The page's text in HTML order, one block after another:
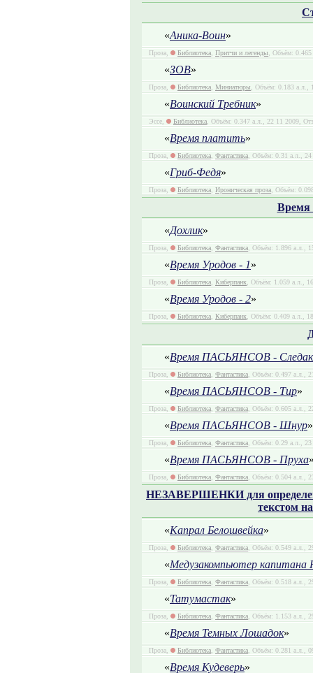
«Аника-Воин»
Проза, Библиотека, Притчи и легенды, Объём: 0.465
«ЗОВ»
Проза, Библиотека, Миниатюры, Объём: 0.183 а.л.,
«Воинский Требник»
Эссе, Библиотека, Объём: 0.347 а.л., 22 11 2009,
«Время платить»
Проза, Библиотека, Фантастика, Объём: 0.31 а.л., 24
«Гриб-Федя»
Проза, Библиотека, Ироническая проза, Объём:
«Дохлик»
Проза, Библиотека, Фантастика, Объём: 1.896 а.л.,
«Время Уродов - 1»
Проза, Библиотека, Киберпанк, Объём: 1.059 а.л.,
«Время Уродов - 2»
Проза, Библиотека, Киберпанк, Объём: 0.409 а.л.,
«Время ПАСЬЯНСОВ - Следак
Проза, Библиотека, Фантастика, Объём: 0.497 а.л.,
«Время ПАСЬЯНСОВ - Тир»
Проза, Библиотека, Фантастика, Объём: 0.605 а.л.,
«Время ПАСЬЯНСОВ - Шнур»
Проза, Библиотека, Фантастика, Объём: 0.29 а.л., 23
«Время ПАСЬЯНСОВ - Пруха
Проза, Библиотека, Фантастика, Объём: 0.504 а.л.,
НЕЗАВЕРШЕНКИ для
текстом
«Капрал Белошвейка»
Проза, Библиотека, Фантастика, Объём: 0.549 а.л.,
«Медузакомпьютер капитана
Проза, Библиотека, Фантастика, Объём: 0.518 а.л.,
«Татумастак»
Проза, Библиотека, Фантастика, Объём: 1.153 а.л.,
«Время Темных Лошадок»
Проза, Библиотека, Фантастика, Объём: 0.281 а.л.,
«Время Кудеверь»